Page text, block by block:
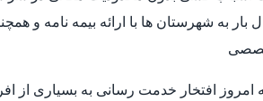
بار به شهرستان ها با ارائه بیمه نامه و
امروز افتخار خدمت رسانی به بسیاری از